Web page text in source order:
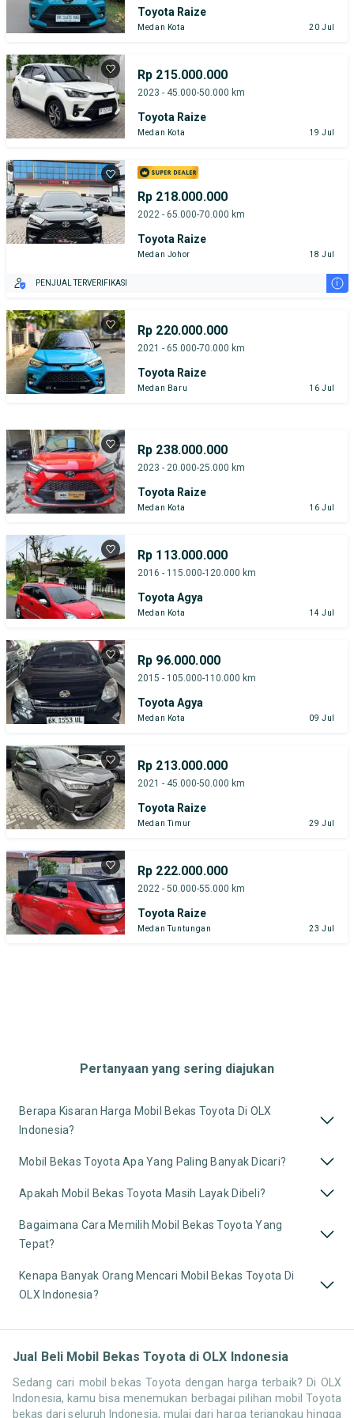
Toyota Raize
Medan Kota 20 Jul
Rp 215.000.000
2023 - 45.000-50.000 km
Toyota Raize
Medan Kota 19 Jul
Rp 218.000.000
2022 - 65.000-70.000 km
Toyota Raize
Medan Johor 18 Jul
PENJUAL TERVERIFIKASI i
Rp 220.000.000
2021 - 65.000-70.000 km
Toyota Raize
Medan Baru 16 Jul
Rp 238.000.000
2023 - 20.000-25.000 km
Toyota Raize
Medan Kota 16 Jul
Rp 113.000.000
2016 - 115.000-120.000 km
Toyota Agya
Medan Kota 14 Jul
Rp 96.000.000
2015 - 105.000-110.000 km
Toyota Agya
Medan Kota 09 Jul
Rp 213.000.000
2021 - 45.000-50.000 km
Toyota Raize
Medan Timur 29 Jul
Rp 222.000.000
2022 - 50.000-55.000 km
Toyota Raize
Medan Tuntungan 23 Jul
Pertanyaan yang sering diajukan
Berapa Kisaran Harga Mobil Bekas Toyota Di OLX
Indonesia?
Mobil Bekas Toyota Apa Yang Paling Banyak Dicari?
Apakah Mobil Bekas Toyota Masih Layak Dibeli?
Bagaimana Cara Memilih Mobil Bekas Toyota Yang
Tepat?
Kenapa Banyak Orang Mencari Mobil Bekas Toyota Di
OLX Indonesia?
Jual Beli Mobil Bekas Toyota di OLX Indonesia
Sedang cari mobil bekas Toyota dengan harga terbaik? Di OLX
Indonesia, kamu bisa menemukan berbagai pilihan mobil Toyota
bekas dari seluruh Indonesia, mulai dari harga terjangkau hingga